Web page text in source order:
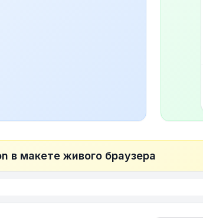
в макете живого браузера